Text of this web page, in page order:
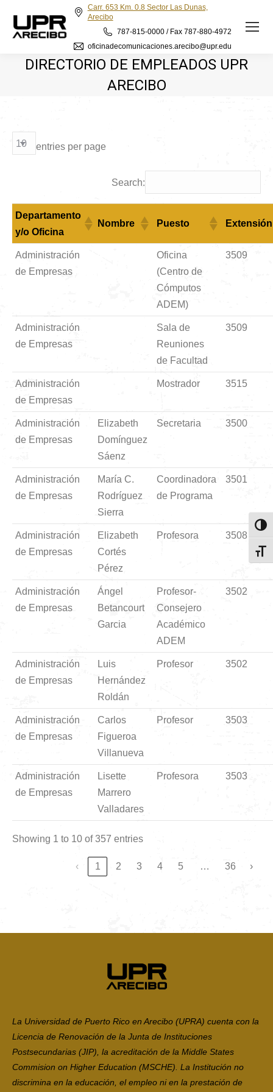
Carr. 653 Km. 0.8 Sector Las Dunas,
Arecibo
787-815-0000 / Fax 787-880-4972
oficinadecomunicaciones.arecibo@upr.edu
DIRECTORIO DE EMPLEADOS UPR
ARECIBO
entries per page
Search:
Departamento
y/o Oficina
Nombre Puesto Extensión
Administración
de Empresas
Oficina
(Centro de
Cómputos
ADEM)
3509
Administración
de Empresas
Sala de
Reuniones
de Facultad
3509
Administración
de Empresas
Mostrador 3515
Administración
de Empresas
Elizabeth
Domínguez
Sáenz
Secretaria 3500
Administración
de Empresas
María C.
Rodríguez
Sierra
Coordinadora
de Programa
3501
Administración
de Empresas
Elizabeth
Cortés
Pérez
Profesora 3508
Administración
de Empresas
Ángel
Betancourt
Garcia
Profesor-
Consejero
Académico
ADEM
3502
Administración
de Empresas
Luis
Hernández
Roldán
Profesor 3502
Administración
de Empresas
Carlos
Figueroa
Villanueva
Profesor 3503
Administración
de Empresas
Lisette
Marrero
Valladares
Profesora 3503
Showing 1 to 10 of 357 entries
‹ 1 2 3 4 5 … 36 ›
La Universidad de Puerto Rico en Arecibo (UPRA) cuenta con la
Licencia de Renovación de la Junta de Instituciones
Postsecundarias (JIP), la acreditación de la Middle States
Commision on Higher Education (MSCHE). La Institución no
discrimina en la educación, el empleo ni en la prestación de